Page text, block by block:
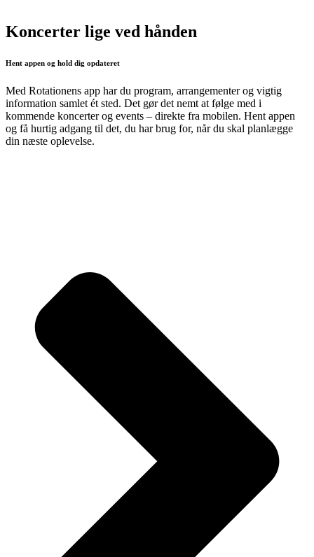
Koncerter lige ved hånden
Hent appen og hold dig opdateret
Med Rotationens app har du program, arrangementer og vigtig
information samlet ét sted. Det gør det nemt at følge med i
kommende koncerter og events – direkte fra mobilen. Hent appen
og få hurtig adgang til det, du har brug for, når du skal planlægge
din næste oplevelse.